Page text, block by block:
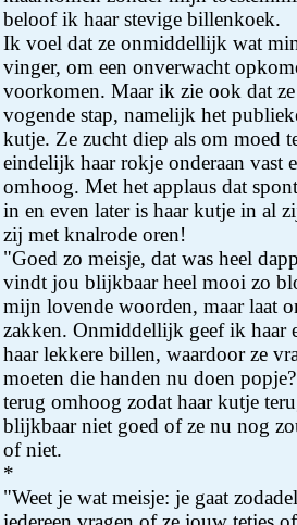
beloof ik haar stevige billenkoek.
Ik voel dat ze onmiddellijk wat
vinger, om een onverwacht
voorkomen. Maar ik zie ook dat
vogende stap, namelijk het
kutje. Ze zucht diep als om moed
eindelijk haar rokje onderaan vast
omhoog. Met het applaus dat
in en even later is haar kutje in al
zij met knalrode oren!
"Goed zo meisje, dat was heel
vindt jou blijkbaar heel mooi zo
mijn lovende woorden, maar laat
zakken. Onmiddellijk geef ik haar
haar lekkere billen, waardoor ze
moeten die handen nu doen
terug omhoog zodat haar kutje
blijkbaar niet goed of ze nu nog
of niet.
*
"Weet je wat meisje: je gaat